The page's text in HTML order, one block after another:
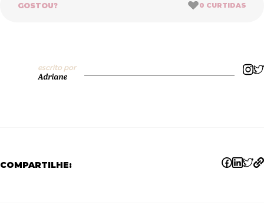
GOSTOU? 0 CURTIDAS
escrito por
Adriane
COMPARTILHE: